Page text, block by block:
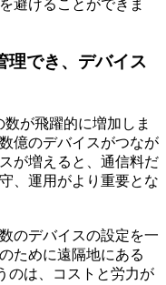
避けることができま
理でき、デバイス
が飛躍的に増加しま
億のデバイスがつなが
が増えると、通信料だ
、運用がより重要とな
のデバイスの設定を一
ために遠隔地にある
のは、コストと労力が